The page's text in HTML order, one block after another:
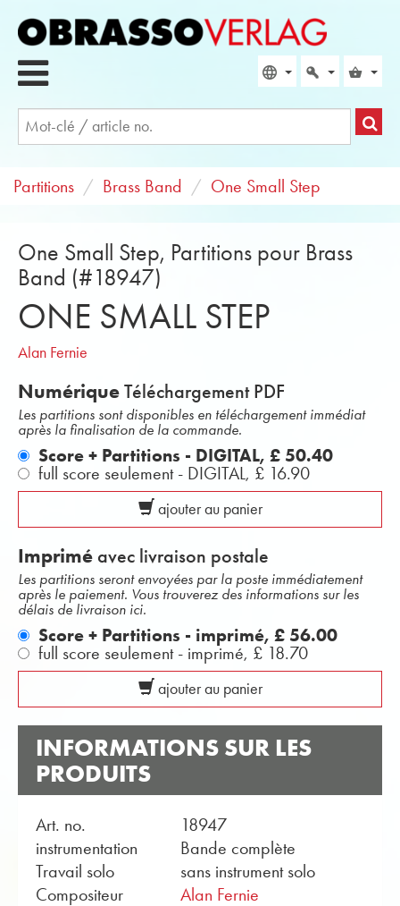
Partitions Brass Band One Small Step
One Small Step, Partitions pour Brass
Band (#18947)
ONE SMALL STEP
Alan Fernie
NumériqueTéléchargement PDF
Les partitions sont disponibles en téléchargement immédiat
après la finalisation de la commande.
Score + Partitions - DIGITAL, £ 50.40
full score seulement - DIGITAL, £ 16.90
ajouter au panier
Imprimé avec livraison postale
Les partitions seront envoyées par la poste immédiatement
après le paiement. Vous trouverez des informations sur les
délais de livraison ici.
Score + Partitions - imprimé, £ 56.00
full score seulement - imprimé, £ 18.70
ajouter au panier
INFORMATIONS SUR LES
PRODUITS
Art. no.
18947
instrumentation
Bande complète
Travail solo
sans instrument solo
Compositeur
Alan Fernie